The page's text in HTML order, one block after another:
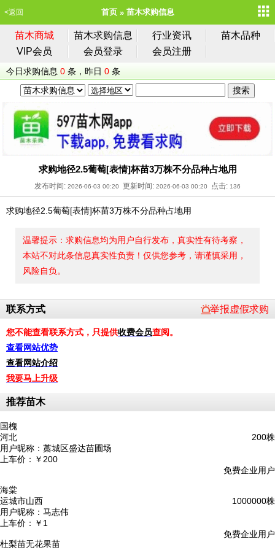
<返回 首页 苗木求购信息
苗木商城 苗木求购信息 行业资讯
苗木品种
VIP会员
会员登录 会员注册
今日求购信息 0 条，昨日 0 条
求购地径2.5葡萄[表情]杯苗3万株不分品种占地用
发布时间: 2026-06-03 00:20 更新时间: 2026-06-03 00:20 点击: 136
求购地径2.5葡萄[表情]杯苗3万株不分品种占地用
温馨提示：求购信息均为用户自行发布，真实性有待考察，
本站不对此条信息真实性负责！仅供您参考，请谨慎采用，
风险自负。
举报虚假求购
联系方式
您不能查看联系方式，只提供收费会员查阅。
查看网站优势
查看网站介绍
我要马上升级
推荐苗木
国槐
200株
河北
用户昵称： 藁城区盛达苗圃场
上车价： ￥200
免费企业用户
海棠
1000000株
运城市山西
用户昵称： 马志伟
上车价： ￥1
免费企业用户
杜梨苗无花果苗